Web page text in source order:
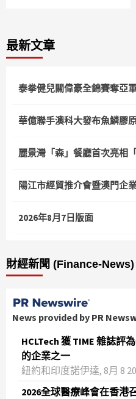
最新文章
泰拳健兒關偉豪全錦賽奪亞
華億聯手澳科大發布魚鱗膠
麗景灣「森」餐廳首次亮相
陽江市經貿推介會暨澳門企
2026年8月7日版面
財經新聞 (Finance-News)
News provided by PR
HCLTech 獲 TIME 雜誌評
的企業之一
紐約和印度諾伊達, 8月 8
2026全球醫療峰會在香港